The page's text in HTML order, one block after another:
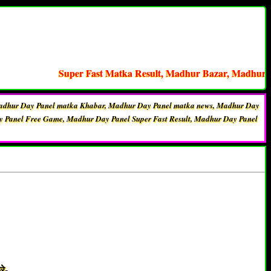
Super Fast Matka Result, Madhur Bazar, Madhur Matka,
Day Panel matka Khabar, Madhur Day Panel matka news, Madhur Day
Free Game, Madhur Day Panel Super Fast Result, Madhur Day Panel